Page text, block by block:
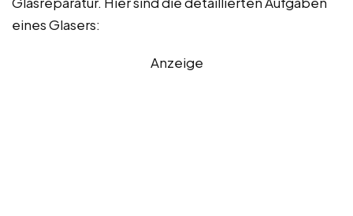
eines Glasers:
Anzeige